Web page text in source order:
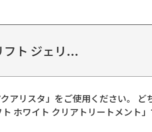
フト ジェリ...
アリスタ」をご使用ください。 ど
ホワイト クリアトリートメント